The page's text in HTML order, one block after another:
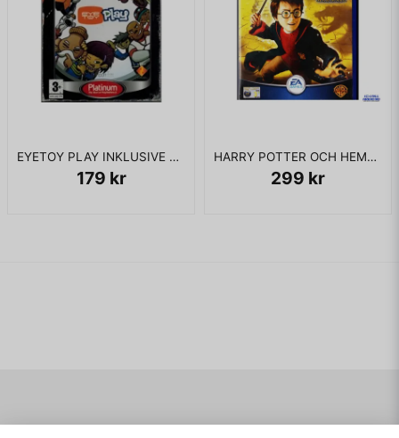
EYETOY PLAY INKLUSIVE KAMERA PS2
179 kr
HARRY POTTER OCH HEMLIGHETERNAS KAMMARE PS2
299 kr